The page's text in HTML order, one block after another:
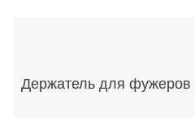
Держатель для фужеров